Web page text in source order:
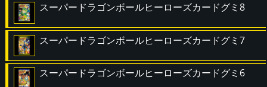
スーパードラゴンボールヒーローズカードグミ8
スーパードラゴンボールヒーローズカードグミ7
スーパードラゴンボールヒーローズカードグミ6